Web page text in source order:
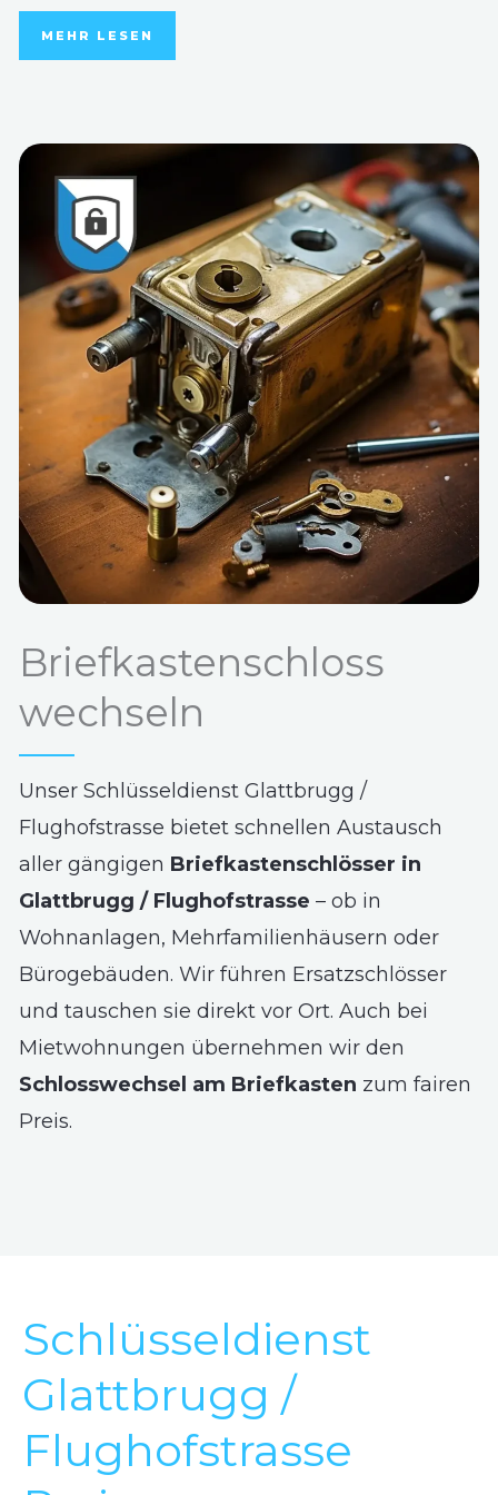
MEHR LESEN
Briefkastenschloss
wechseln
Unser Schlüsseldienst Glattbrugg /
Flughofstrasse bietet schnellen Austausch
aller gängigen Briefkastenschlösser in
Glattbrugg / Flughofstrasse – ob in
Wohnanlagen, Mehrfamilienhäusern oder
Bürogebäuden. Wir führen Ersatzschlösser
und tauschen sie direkt vor Ort. Auch bei
Mietwohnungen übernehmen wir den
Schlosswechsel am Briefkasten zum fairen
Preis.
Schlüsseldienst
Glattbrugg /
Flughofstrasse